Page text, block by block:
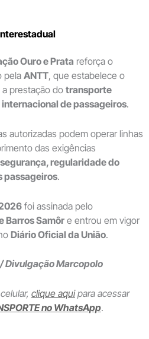
Ouro e Prata reforça o
pela ANTT, que estabelece o
prestação do transporte
de passageiros.
autorizadas podem operar linhas
das exigências
segurança, regularidade do
passageiros.
foi assinada pelo
Barros Samôre entrou em vigor
Diário Oficial da União.
Divulgação Marcopolo
clique aquipara acessar
no WhatsApp.